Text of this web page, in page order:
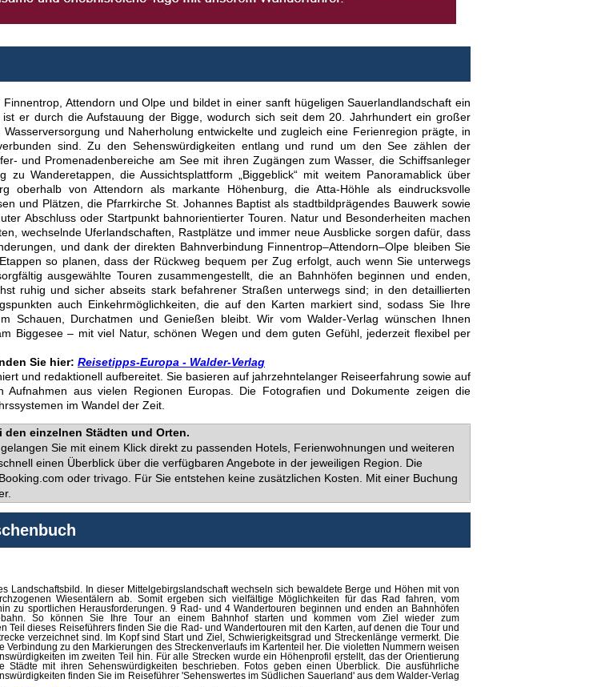
Attendorn und Olpe und bildet in einer sanft hügeligen Sauerlandlandschaft ein
er durch die Aufstauung der Bigge, wodurch sich seit dem 20. Jahrhundert ein großer
und Naherholung entwickelte und zugleich eine Ferienregion prägte, in
sind. Zu den Sehenswürdigkeiten entlang und rund um den See zählen der
und Promenadenbereiche am See mit ihren Zugängen zum Wasser, die Schiffsanleger
Wanderetappen, die Aussichtsplattform „Biggeblick“ mit weitem Panoramablick über
oberhalb von Attendorn als markante Höhenburg, die Atta-Höhle als eindrucksvolle
und Plätzen, die Pfarrkirche St. Johannes Baptist als stadtbildprägendes Bauwerk sowie
Abschluss oder Startpunkt bahnorientierter Touren. Natur und Besonderheiten machen
wechselnde Uferlandschaften, Rastplätze und immer neue Ausblicke sorgen dafür, dass
und dank der direkten Bahnverbindung Finnentrop–Attendorn–Olpe bleiben Sie
so planen, dass der Rückweg bequem per Zug erfolgt, auch wenn Sie unterwegs
ausgewählte Touren zusammengestellt, die an Bahnhöfen beginnen und enden,
ruhig und sicher abseits stark befahrener Straßen unterwegs sind; in den detaillierten
auch Einkehrmöglichkeiten, die auf den Karten markiert sind, sodass Sie Ihre
Schauen, Durchatmen und Genießen bleibt. Wir vom Walder-Verlag wünschen Ihnen
Biggesee – mit viel Natur, schönen Wegen und dem guten Gefühl, jederzeit flexibel per
Sie hier: Reisetipps-Europa - Walder-Verlag
und redaktionell aufbereitet. Sie basieren auf jahrzehntelanger Reiseerfahrung sowie auf
Aufnahmen aus vielen Regionen Europas. Die Fotografien und Dokumente zeigen die
im Wandel der Zeit.
einzelnen Städten und Orten.
Sie mit einem Klick direkt zu passenden Hotels, Ferienwohnungen und weiteren
einen Überblick über die verfügbaren Angebote in der jeweiligen Region. Die
oder trivago. Für Sie entstehen keine zusätzlichen Kosten. Mit einer Buchung
Landschaftsbild. In dieser Mittelgebirgslandschaft wechseln sich bewaldete Berge und Höhen mit von
Wiesentälern ab. Somit ergeben sich vielfältige Möglichkeiten für das Rad fahren, vom
zu sportlichen Herausforderungen. 9 Rad- und 4 Wandertouren beginnen und enden an Bahnhöfen
So können Sie Ihre Tour an einem Bahnhof starten und kommen vom Ziel wieder zum
Teil dieses Reiseführers finden Sie die Rad- und Wandertouren mit den Karten, auf denen die Tour und
verzeichnet sind. Im Kopf sind Start und Ziel, Schwierigkeitsgrad und Streckenlänge vermerkt. Die
Verbindung zu den Markierungen des Streckenverlaufs im Kartenteil her. Die violetten Nummern weisen
im zweiten Teil hin. Für alle Strecken wurde ein Höhenprofil erstellt, das der Orientierung
Städte mit ihren Sehenswürdigkeiten beschrieben. Fotos geben einen Überblick. Die ausführliche
finden Sie im Reiseführer 'Sehenswertes im Südlichen Sauerland' aus dem Walder-Verlag